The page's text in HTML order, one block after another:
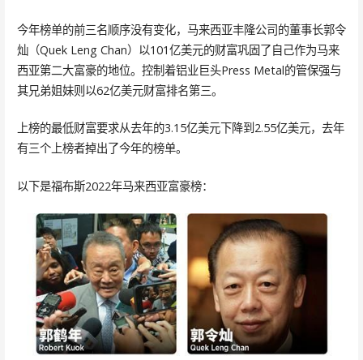
今年榜单的前三名顺序没有变化，马来西亚丰隆公司的董事长郭令
灿（Quek Leng Chan）以101亿美元的财富巩固了自己作为马来
西亚第二大富豪的地位。控制着铝业巨头Press Metal的管保强与
其兄弟姐妹则以62亿美元财富排名第三。
上榜的最低财富要求从去年的3.15亿美元下降到2.55亿美元，去年
有三个上榜者掉出了今年的榜单。
以下是福布斯2022年马来西亚富豪榜：